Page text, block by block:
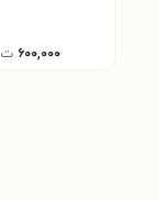
۶۰۰,۰۰۰ ت